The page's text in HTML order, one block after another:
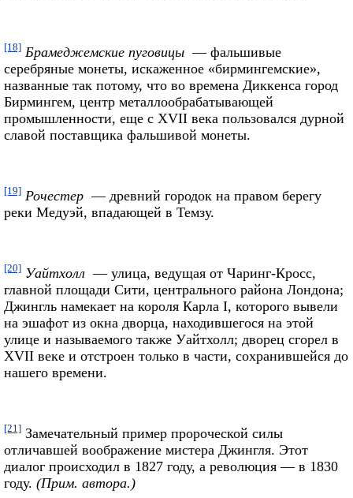
[18] Брамеджемские пуговицы — фальшивые
серебряные монеты, искаженное «бирмингемские»,
названные так потому, что во времена Диккенса город
Бирмингем, центр металлообрабатывающей
промышленности, еще с XVII века пользовался дурной
славой поставщика фальшивой монеты.
[19] Рочестер — древний городок на правом берегу
реки Медуэй, впадающей в Темзу.
[20] Уайтхолл — улица, ведущая от Чаринг-Кросс,
главной площади Сити, центрального района Лондона;
Джингль намекает на короля Карла I, которого вывели
на эшафот из окна дворца, находившегося на этой
улице и называемого также Уайтхолл; дворец сгорел в
XVII веке и отстроен только в части, сохранившейся до
нашего времени.
[21] Замечательный пример пророческой силы
отличавшей воображение мистера Джингля. Этот
диалог происходил в 1827 году, а революция — в 1830
году. (Прим. автора.)